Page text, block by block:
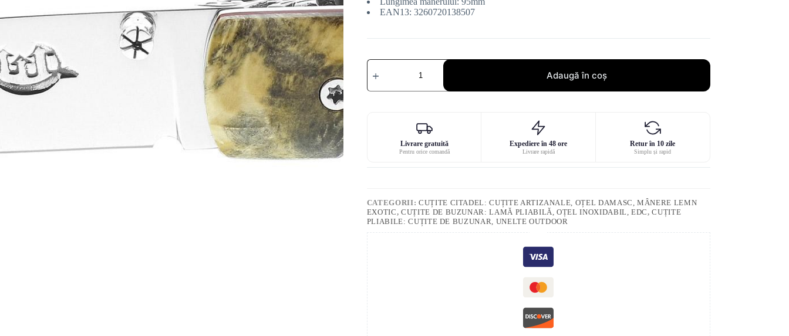
EAN13: 3260720138507
Cantitate
Cuțit
Stavanger
Adaugă în coș
Livrare gratuită
Pentru orice comandă
Expediere în 48 ore
Livrare rapidă
Retur în 10 zile
Simplu și rapid
CATEGORII: CUȚITE CITADEL: CUȚITE ARTIZANALE, OȚEL DAMASC, MÂNERE LEMN
EXOTIC,CUȚITE DE BUZUNAR: LAMĂ PLIABILĂ, OȚEL INOXIDABIL, EDC,CUȚITE
PLIABILE: CUȚITE DE BUZUNAR, UNELTE OUTDOOR